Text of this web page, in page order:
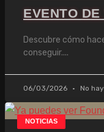
EVENTO
Descubre cómo
conseguir.
06/03/2026 No
NOTICIAS